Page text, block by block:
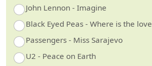
John Lennon - Imagine
Black Eyed Peas - Where is the love
Passengers - Miss Sarajevo
U2 - Peace on Earth